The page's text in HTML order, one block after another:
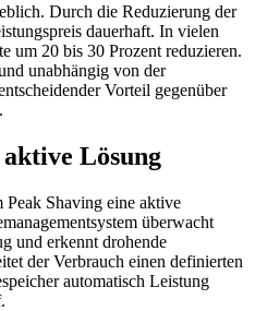
Durch die Reduzierung der
dauerhaft. In vielen
um 20 bis 30 Prozent reduzieren.
unabhängig von der
Vorteil gegenüber
Lösung
Peak Shaving eine aktive
überwacht
und erkennt drohende
der Verbrauch einen definierten
automatisch Leistung